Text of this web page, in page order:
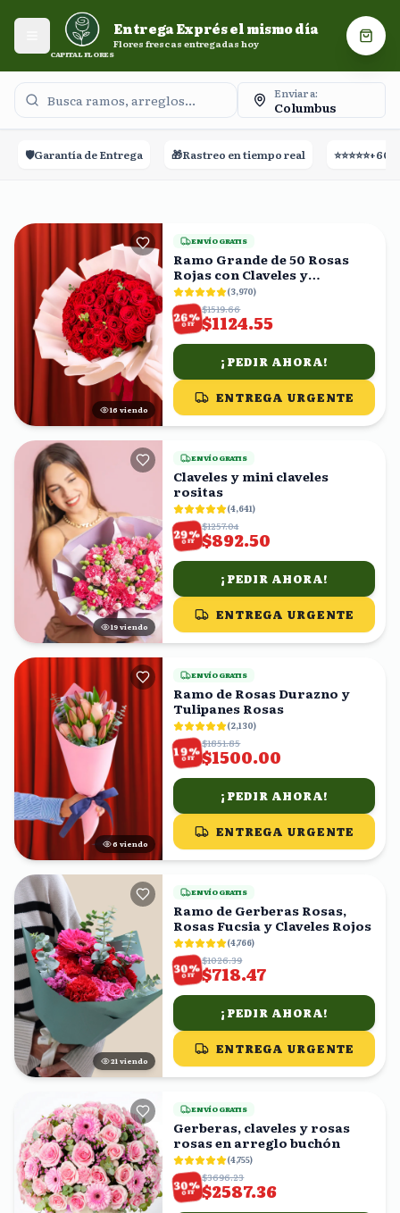
Entrega Exprés el mismo día. Flores frescas entregadas
Abrir menú
CAPITAL FLORES
Entrega Exprés el mismo día
Flores frescas entregadas hoy
Enviar a:
Columbus
🎁Rastreo en tiempo real ⭐⭐⭐⭐⭐+60,000 Reseñas
17 viendo
ENVÍO GRATIS
Ramo Grande de 50 Rosas
Rojas con Claveles y
Eucalipto
(3,970)
26%
OFF
$1519.66
$1124.55
¡PEDIR AHORA!
ENTREGA URGENTE
19 viendo
ENVÍO GRATIS
Claveles y mini claveles
rositas
(4,641)
29%
OFF
$1257.04
$892.50
¡PEDIR AHORA!
ENTREGA URGENTE
5 viendo
ENVÍO GRATIS
Ramo de Rosas Durazno y
Tulipanes Rosas
(2,130)
19%
OFF
$1851.85
$1500.00
¡PEDIR AHORA!
ENTREGA URGENTE
22 viendo
ENVÍO GRATIS
Ramo de Gerberas Rosas,
Rosas Fucsia y Claveles Rojos
(4,766)
30%
OFF
$1026.39
$718.47
¡PEDIR AHORA!
ENTREGA URGENTE
ENVÍO GRATIS
Gerberas, claveles y rosas
rosas en arreglo buchón
(4,755)
30%
OFF
$3696.23
$2587.36